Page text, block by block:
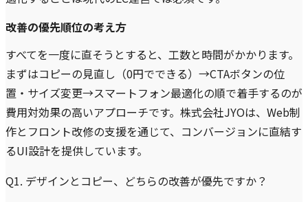
改善の優先順位の考え方
すべてを一度に直そうとすると、工数と時間がかかります。
まずはコピーの見直し（0円でできる）→CTAボタンの位
置・サイズ変更→スマートフォン最適化の順で着手するのが
費用対効果の高いアプローチです。株式会社JYOは、Web制
作とフロント改修の支援を通じて、コンバージョンに直結す
るUI設計を提供しています。
Q1. デザインとコピー、どちらの改善が優先ですか？